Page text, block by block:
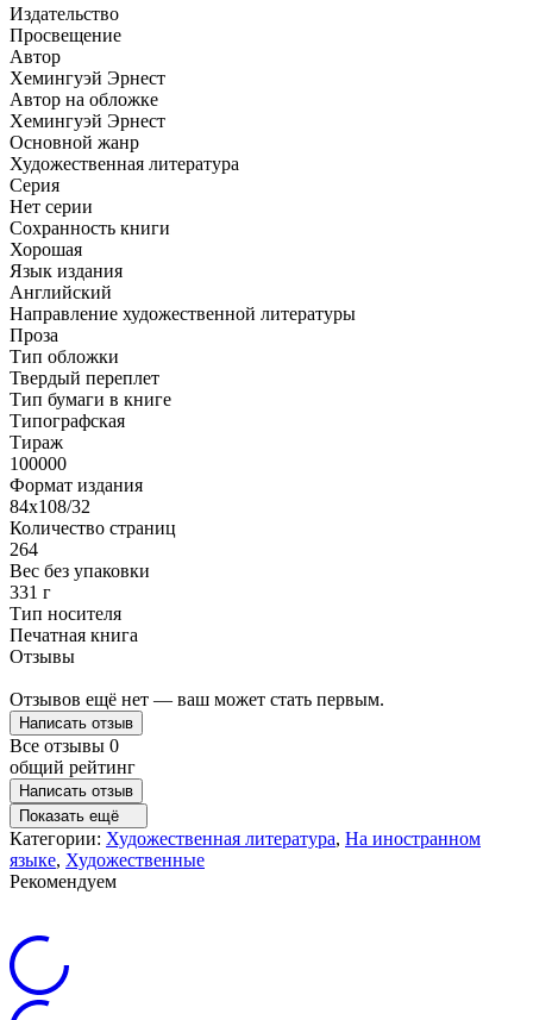
Издательство
Просвещение
Автор
Хемингуэй Эрнест
Автор на обложке
Хемингуэй Эрнест
Основной жанр
Художественная литература
Серия
Нет серии
Сохранность книги
Хорошая
Язык издания
Английский
Направление художественной литературы
Проза
Тип обложки
Твердый переплет
Тип бумаги в книге
Типографская
Тираж
100000
Формат издания
84x108/32
Количество страниц
264
Вес без упаковки
331 г
Тип носителя
Печатная книга
Отзывы
Отзывов ещё нет — ваш может стать первым.
Написать отзыв
Все отзывы 0
общий рейтинг
Написать отзыв
Показать ещё
Категории: Художественная литература, На иностранном
языке, Художественные
Рекомендуем